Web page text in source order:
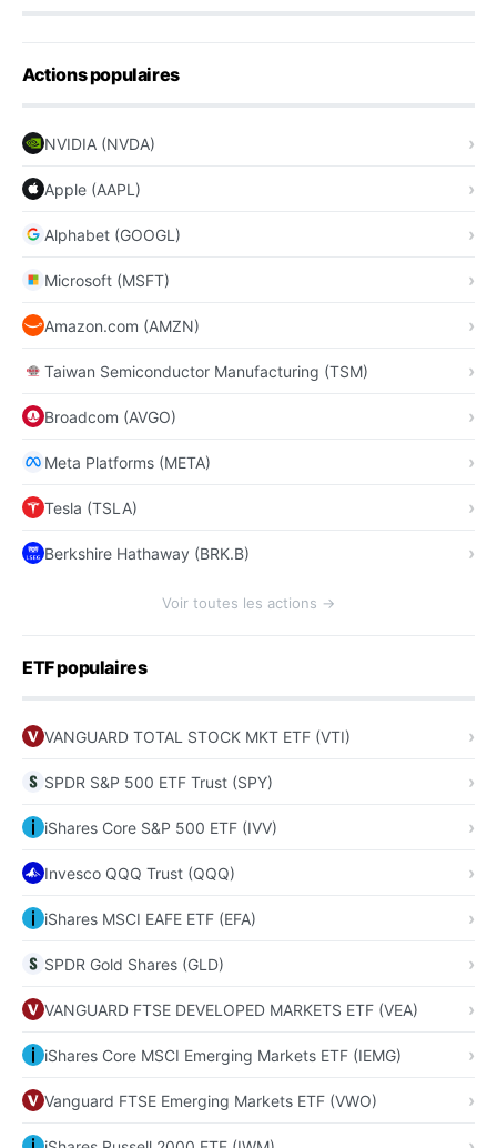
Actions populaires
NVIDIA (NVDA)
Apple (AAPL)
Alphabet (GOOGL)
Microsoft (MSFT)
Amazon.com (AMZN)
Taiwan Semiconductor Manufacturing (TSM)
Broadcom (AVGO)
Meta Platforms (META)
Tesla (TSLA)
Berkshire Hathaway (BRK.B)
Voir toutes les actions →
ETF populaires
VANGUARD TOTAL STOCK MKT ETF (VTI)
SPDR S&P 500 ETF Trust (SPY)
iShares Core S&P 500 ETF (IVV)
Invesco QQQ Trust (QQQ)
iShares MSCI EAFE ETF (EFA)
SPDR Gold Shares (GLD)
VANGUARD FTSE DEVELOPED MARKETS ETF (VEA)
iShares Core MSCI Emerging Markets ETF (IEMG)
Vanguard FTSE Emerging Markets ETF (VWO)